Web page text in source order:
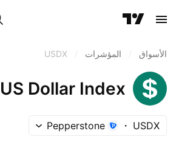
الأسواق المؤشرات USDX
US Dollar Index
USDX
Pepperstone